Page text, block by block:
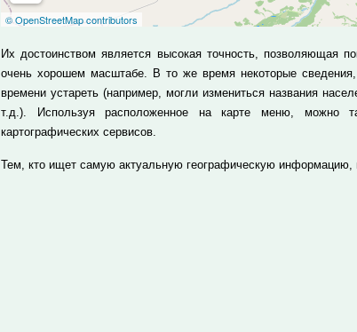
Их достоинством является высокая точность, позволяющая
очень хорошем масштабе. В то же время некоторые
времени устареть (например, могли измениться названия
т.д.). Используя расположенное на карте меню, можно
картографических сервисов.
Тем, кто ищет самую актуальную географическую информацию,